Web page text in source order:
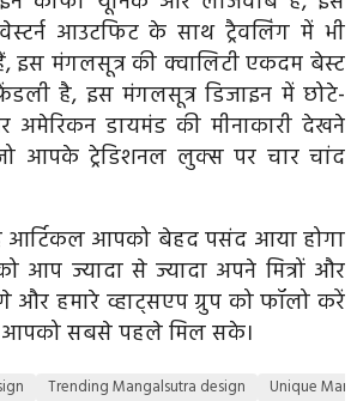
आउटफिट के साथ ट्रैवलिंग में भी
इस मंगलसूत्र की क्वालिटी एकदम बेस्ट
है, इस मंगलसूत्र डिजाइन में छोटे-
अमेरिकन डायमंड की मीनाकारी देखने
आपके ट्रेडिशनल लुक्स पर चार चांद
आर्टिकल आपको बेहद पसंद आया होगा
आप ज्यादा से ज्यादा अपने मित्रों और
और हमारे व्हाट्सएप ग्रुप को फॉलो करें
आपको सबसे पहले मिल सके।
Trending Mangalsutra design Unique